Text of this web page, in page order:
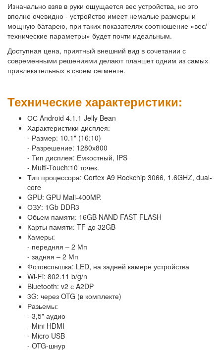
Изначально взяв в руки ощущается вес устройства, но это
вполне очевидно - устройство имеет немалые размеры и
мощную батарею, при таких показателях соотношение «вес/
технические параметры» будет почти идеальным.
Доступная цена, приятный внешний вид в сочетании с
современными решениями делают планшет одним из самых
привлекательных в своем сегменте.
Технические характеристики:
ОС Android 4.1.1 Jelly Bean
Характеристики дисплея:
- Размер: 10.1" (16:10)
- Разрешение: 1280х800
- Тип дисплея: Емкостный, IPS
- Multi-Touch:10 точек.
Тип процессора: Cortex A9 Rockchip 3066, 1.6GHZ, dual-
core
GPU: GPU Mali-400MP.
ОЗУ: 1Gb DDR3
Обьем памяти: 16GB NAND FAST FLASH
Карты памяти: TF до 32GB
Камеры:
- передняя – 2 Мп
- задняя – 2 Мп
Фотовспышка: LED, на задней камере устройства
Wi-Fi: 802.11 b/g/n
Bluetooth: v2 с A2DP
3G: через OTG (в комплекте)
Разьемы:
- 3,5" аудио
- Mini HDMI
- Micro USB
- OTG-шнур